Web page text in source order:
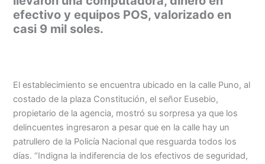
Menu
efectivo y equipos POS, valorizado en
casi 9 mil soles.
El establecimiento se encuentra ubicado en la calle Puno, al
costado de la plaza Constitución, el señor Eusebio,
propietario de la agencia, mostró su sorpresa ya que los
delincuentes ingresaron a pesar que en la calle hay un
patrullero de la Policía Nacional que resguarda todos los
días. “Indigna la indiferencia de los efectivos de seguridad,